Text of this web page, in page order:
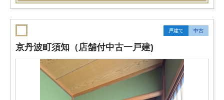
戸建て 中古
京丹波町須知（店舗付中古一戸建)